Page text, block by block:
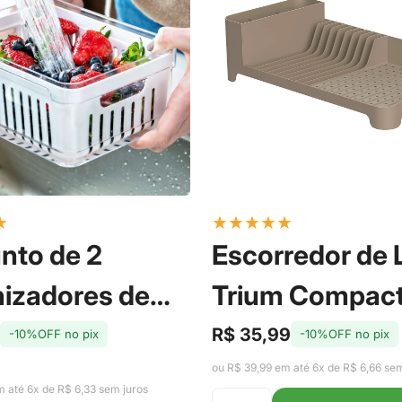
de 2
de
com Cesto
2,2L - Ou
-10%OFF no pix
até 6x de R$ 6,33 sem juros
★★★★★
Escorredor de
Trium
Marrom
Ou
Preço
de
R$ 35,99
Preço
regular
-10%OFF no pix
ou R$ 39,99 em até 6x de R$ 6,66